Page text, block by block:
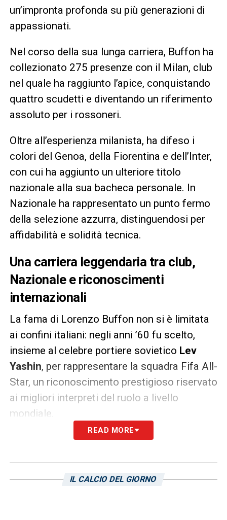
un’impronta profonda su più generazioni di
appassionati.
Nel corso della sua lunga carriera, Buffon ha
collezionato 275 presenze con il Milan, club
nel quale ha raggiunto l’apice, conquistando
quattro scudetti e diventando un riferimento
assoluto per i rossoneri.
Oltre all’esperienza milanista, ha difeso i
colori del Genoa, della Fiorentina e dell’Inter,
con cui ha aggiunto un ulteriore titolo
nazionale alla sua bacheca personale. In
Nazionale ha rappresentato un punto fermo
della selezione azzurra, distinguendosi per
affidabilità e solidità tecnica.
Una carriera leggendaria tra club,
Nazionale e riconoscimenti
internazionali
La fama di Lorenzo Buffon non si è limitata
ai confini italiani: negli anni ’60 fu scelto,
insieme al celebre portiere sovietico Lev
Yashin, per rappresentare la squadra Fifa All-
Star, un riconoscimento prestigioso riservato
ai migliori interpreti del ruolo a livello
mondiale.
Buffon era inoltre cugino di secondo grado
di una tradizione familiare che ha segnato
READ MORE
IL CALCIO DEL GIORNO